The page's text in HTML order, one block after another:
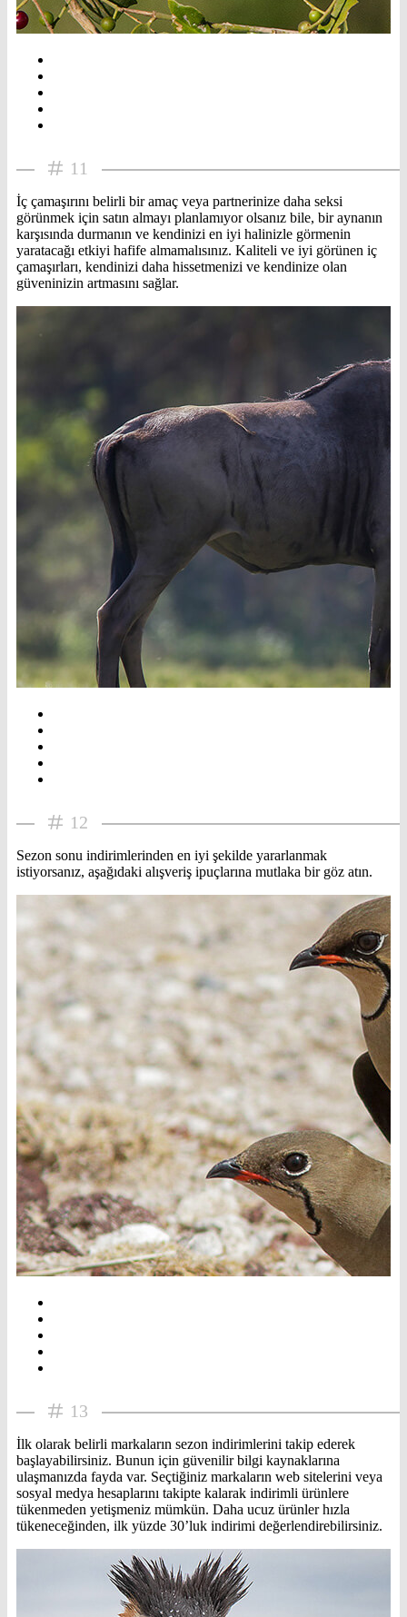
11
İç çamaşırını belirli bir amaç veya partnerinize daha seksi
görünmek için satın almayı planlamıyor olsanız bile, bir aynanın
karşısında durmanın ve kendinizi en iyi halinizle görmenin
yaratacağı etkiyi hafife almamalısınız. Kaliteli ve iyi görünen iç
çamaşırları, kendinizi daha hissetmenizi ve kendinize olan
güveninizin artmasını sağlar.
12
Sezon sonu indirimlerinden en iyi şekilde yararlanmak
istiyorsanız, aşağıdaki alışveriş ipuçlarına mutlaka bir göz atın.
13
İlk olarak belirli markaların sezon indirimlerini takip ederek
başlayabilirsiniz. Bunun için güvenilir bilgi kaynaklarına
ulaşmanızda fayda var. Seçtiğiniz markaların web sitelerini veya
sosyal medya hesaplarını takipte kalarak indirimli ürünlere
tükenmeden yetişmeniz mümkün. Daha ucuz ürünler hızla
tükeneceğinden, ilk yüzde 30’luk indirimi değerlendirebilirsiniz.